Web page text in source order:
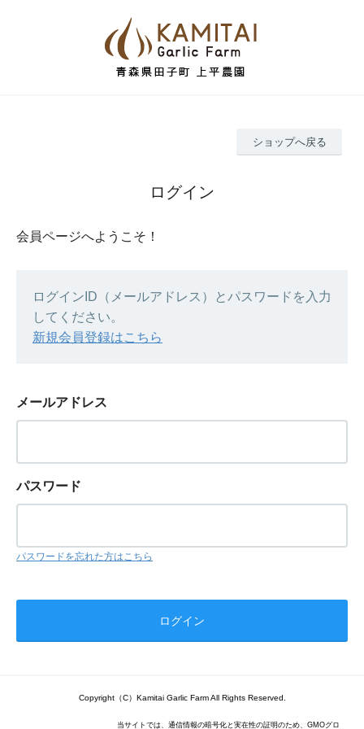
ショップへ戻る
ログイン
会員ページへようこそ！
ログインID（メールアドレス）とパスワードを入力
してください。
新規会員登録はこちら
メールアドレス
パスワード
パスワードを忘れた方はこちら
Copyright（C）Kamitai Garlic Farm All Rights Reserved.
当サイトでは、通信情報の暗号化と実在性の証明のため、GMOグロ